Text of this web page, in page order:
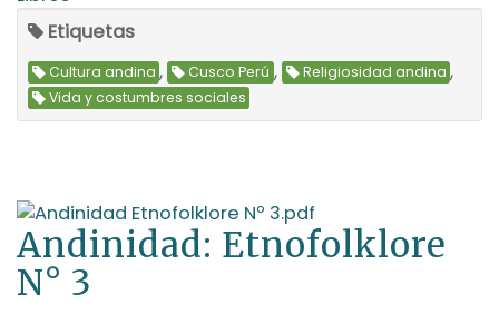
Etiquetas
Cultura andina , Cusco Perú , Religiosidad andina ,
Vida y costumbres sociales
Andinidad: Etnofolklore
N° 3